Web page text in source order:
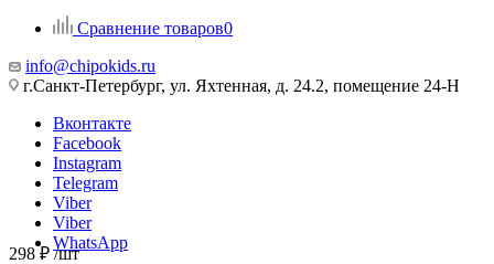
Сравнение товаров0
info@chipokids.ru
г.Санкт-Петербург, ул. Яхтенная, д. 24.2, помещение 24-Н
Вконтакте
Facebook
Instagram
Telegram
Viber
Viber
WhatsApp
298 ₽ /шт